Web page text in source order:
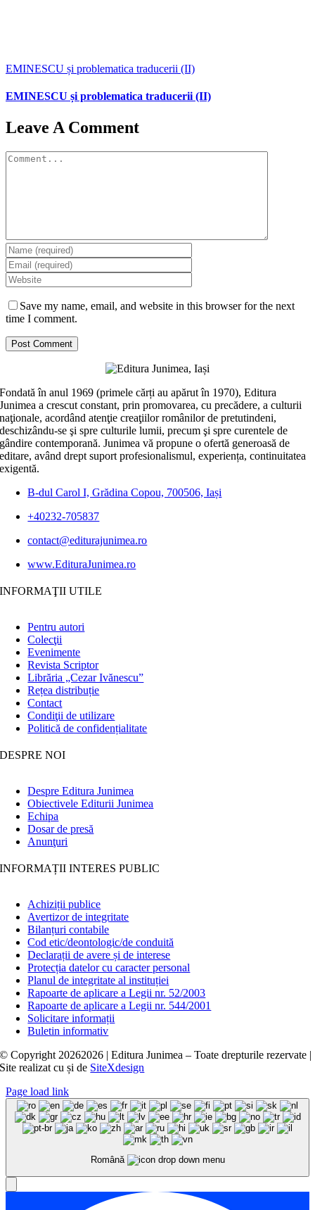
EMINESCU și problematica traducerii (II)
EMINESCU și problematica traducerii (II)
Leave A Comment
Comment
Save my name, email, and website in this browser for the next
time I comment.
Fondată în anul 1969 (primele cărți au apărut în 1970), Editura
Junimea a crescut constant, prin promovarea, cu precădere, a culturii
naţionale, acordând atenţie creaţiilor românilor de pretutindeni,
deschizându-se şi spre culturile lumii, precum şi spre curentele de
gândire contemporană. Junimea vă propune o ofertă generoasă de
editare, având drept suport profesionalismul, experiența, continuitatea
exigentă.
B-dul Carol I, Grădina Copou, 700506, Iași
+40232-705837
contact@editurajunimea.ro
www.EdituraJunimea.ro
INFORMAŢII UTILE
Pentru autori
Colecţii
Evenimente
Revista Scriptor
Librăria „Cezar Ivănescu”
Rețea distribuție
Contact
Condiţii de utilizare
Politică de confidențialitate
DESPRE NOI
Despre Editura Junimea
Obiectivele Editurii Junimea
Echipa
Dosar de presă
Anunţuri
INFORMAȚII INTERES PUBLIC
Achiziții publice
Avertizor de integritate
Bilanțuri contabile
Cod etic/deontologic/de conduită
Declarații de avere și de interese
Protecția datelor cu caracter personal
Planul de integritate al instituției
Rapoarte de aplicare a Legii nr. 52/2003
Rapoarte de aplicare a Legii nr. 544/2001
Solicitare informații
Buletin informativ
© Copyright 20262026 | Editura Junimea – Toate drepturile rezervate |
Site realizat cușide SiteXdesign
Page load link
Română